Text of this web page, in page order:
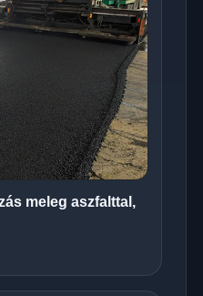
meleg aszfalttal,